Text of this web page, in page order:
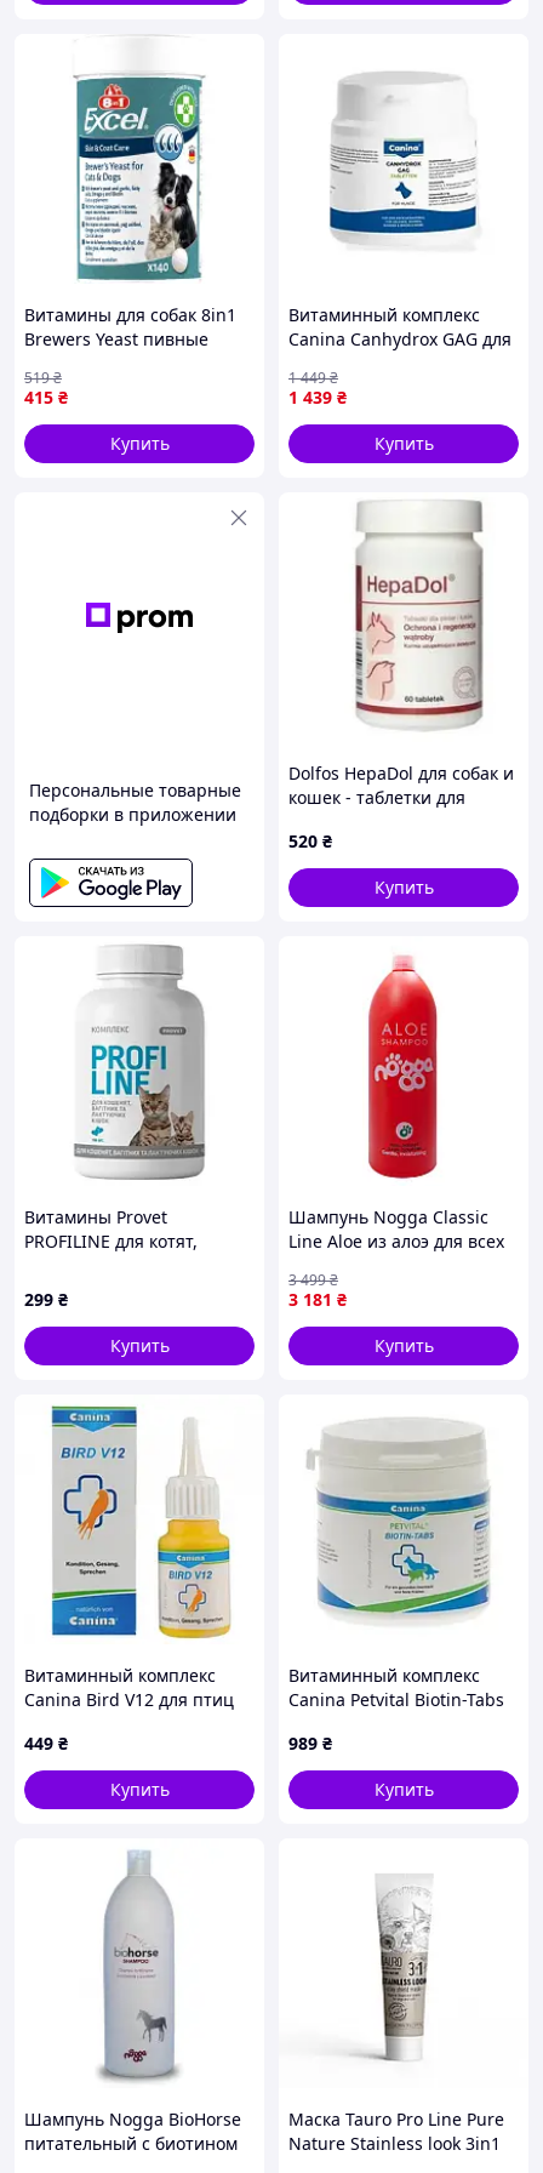
Витамины для собак 8in1
Brewers Yeast пивные
кожи и шерсти 140 шт
4048422183938 buzyna
415 ₴
519₴
Купить
Витаминный комплекс
Canina Canhydrox GAG для
суставами и мышцами 100
г 60 табл. (123490 A)
1 439 ₴
1 449₴
Купить
Персональные товарные
подборки в приложении
Dolfos HepaDol для собак и
кошек - таблетки для
печени, 60 шт.
520 ₴
Купить
Витамины Provet
PROFILINE для котят,
лактирующих кошек
комплекс 180 таб
(PR243163)
299 ₴
Купить
Шампунь Nogga Classic
Line Aloe из алоэ для всех
(0430-vart)
3 181 ₴
3 499₴
Купить
Витаминный комплекс
Canina Bird V12 для птиц
(410514 О)
449 ₴
Купить
Витаминный комплекс
Canina Petvital Biotin-Tabs
и кошек Биотин 100 г 50
табл. (702008 AD)
989 ₴
Купить
Шампунь Nogga BioHorse
питательный с биотином
Маска Tauro Pro Line Pure
Nature Stainless look 3in1